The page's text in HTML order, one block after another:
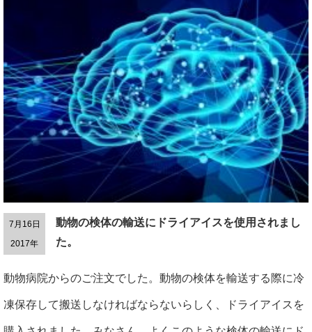
7月16日
2017年
動物の検体の輸送にドライアイスを使用されまし
た。
動物病院からのご注文でした。動物の検体を輸送する際に冷
凍保存して搬送しなければならないらしく、ドライアイスを